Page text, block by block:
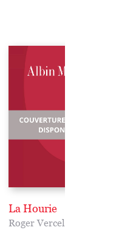
La Hourie
Roger Vercel